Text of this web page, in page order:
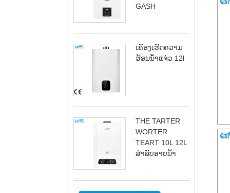
GASH
ເຄື່ອງເຮັດຄວາມ
ຮ້ອນນ້ໍາແຈ່ວ 12l
THE TARTER
WORTER
TEART 10L 12L
ສໍາລັບອາບນ້ໍາ